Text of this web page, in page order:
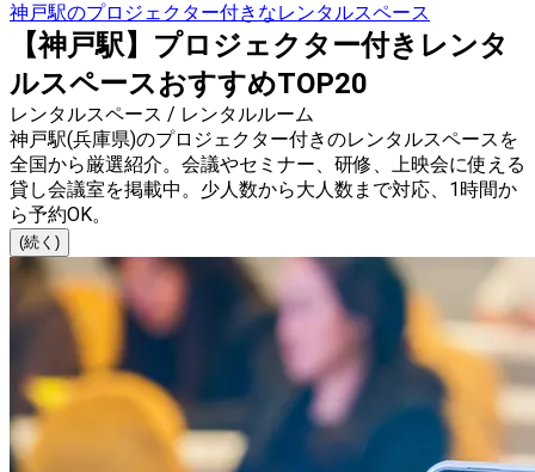
神戸駅のプロジェクター付きなレンタルスペース
【神戸駅】プロジェクター付きレンタ
ルスペースおすすめTOP20
レンタルスペース / レンタルルーム
神戸駅(兵庫県)のプロジェクター付きのレンタルスペースを
全国から厳選紹介。会議やセミナー、研修、上映会に使える
貸し会議室を掲載中。少人数から大人数まで対応、1時間か
ら予約OK。
(続く)